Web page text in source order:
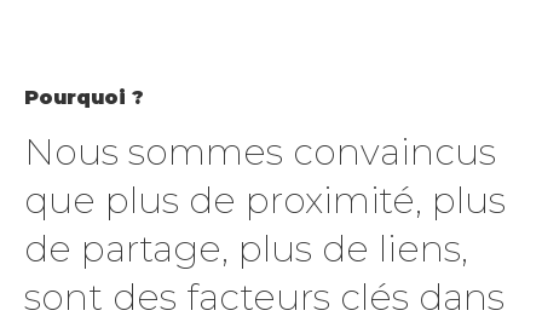
Pourquoi ?
Nous sommes convaincus
que plus de proximité, plus
de partage, plus de liens,
sont des facteurs clés dans